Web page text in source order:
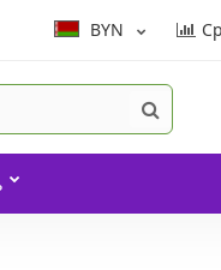
BYN